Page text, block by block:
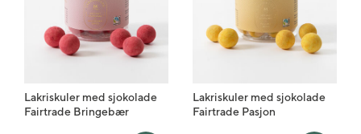
Lakriskuler med sjokolade
Fairtrade Bringebær
Lakriskuler med sjokolade
Fairtrade Pasjon